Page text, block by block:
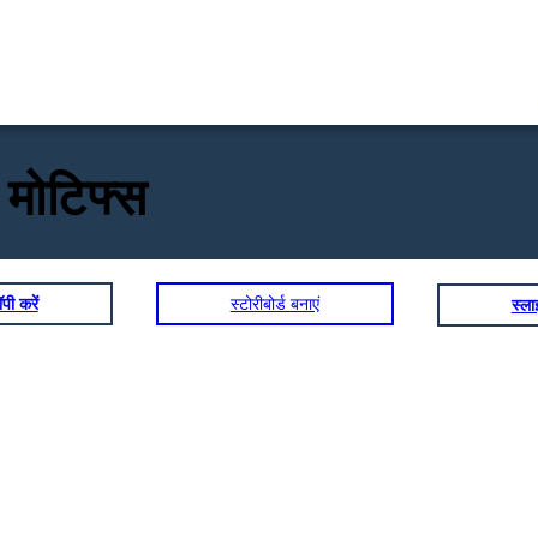
करें स्टोरीबोर्ड बनाएं